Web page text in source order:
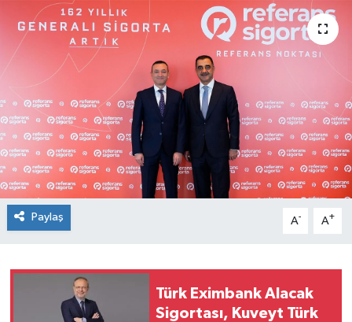
Paylaş A- A+
Türk Eximbank Alacak
Sigortası, Kuveyt Türk
ŞİRKET PANO
SÖYLEŞİ
ÜLKE
YAŞAM